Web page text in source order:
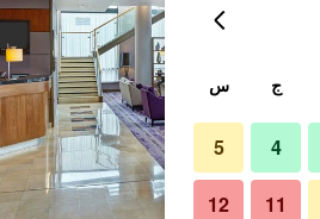
ج س
4
5
11
12